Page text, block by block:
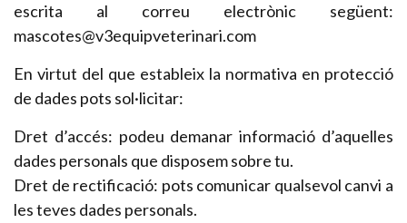
escrita al correu electrònic següent:
mascotes@v3equipveterinari.com
En virtut del que estableix la normativa en protecció
de dades pots sol·licitar:
Dret d’accés: podeu demanar informació d’aquelles
dades personals que disposem sobre tu.
Dret de rectificació: pots comunicar qualsevol canvi a
les teves dades personals.